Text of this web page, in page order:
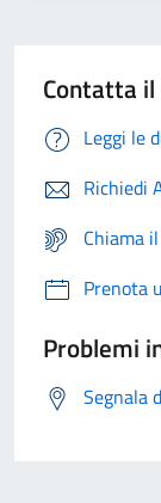
Contatta
Leggi le
Richiedi
Chiama
Prenota
Problemi
Segnala